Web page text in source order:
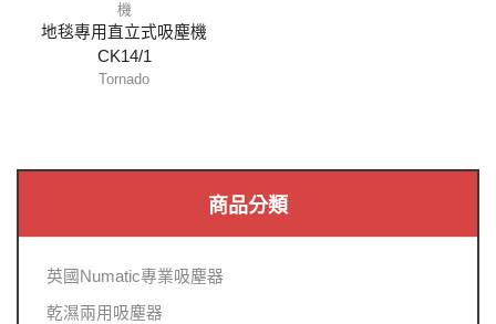
機
地毯專用直立式吸塵機
CK14/1
Tornado
商品分類
英國Numatic專業吸塵器
乾濕兩用吸塵器